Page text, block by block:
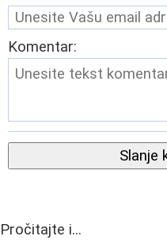
Komentar:
Slanje
Pročitajte i...